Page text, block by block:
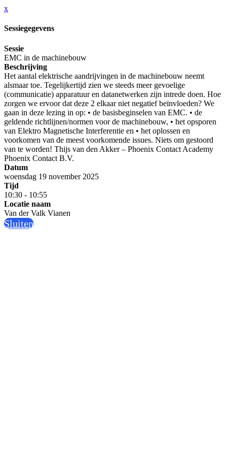
x
Sessiegegevens
Sessie
EMC in de machinebouw
Beschrijving
Het aantal elektrische aandrijvingen in de machinebouw neemt
alsmaar toe. Tegelijkertijd zien we steeds meer gevoelige
(communicatie) apparatuur en datanetwerken zijn intrede doen. Hoe
zorgen we ervoor dat deze 2 elkaar niet negatief beïnvloeden? We
gaan in deze lezing in op: • de basisbeginselen van EMC. • de
geldende richtlijnen/normen voor de machinebouw, • het opsporen
van Elektro Magnetische Interferentie en • het oplossen en
voorkomen van de meest voorkomende issues. Niets om gestoord
van te worden! Thijs van den Akker – Phoenix Contact Academy
Phoenix Contact B.V.
Datum
woensdag 19 november 2025
Tijd
10:30 - 10:55
Locatie naam
Van der Valk Vianen
Sluiten